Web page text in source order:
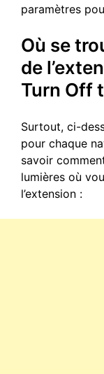
paramètres
Où se
de
Turn Off
Surtout, ci-
pour chaque
savoir
lumières où
l’extension :